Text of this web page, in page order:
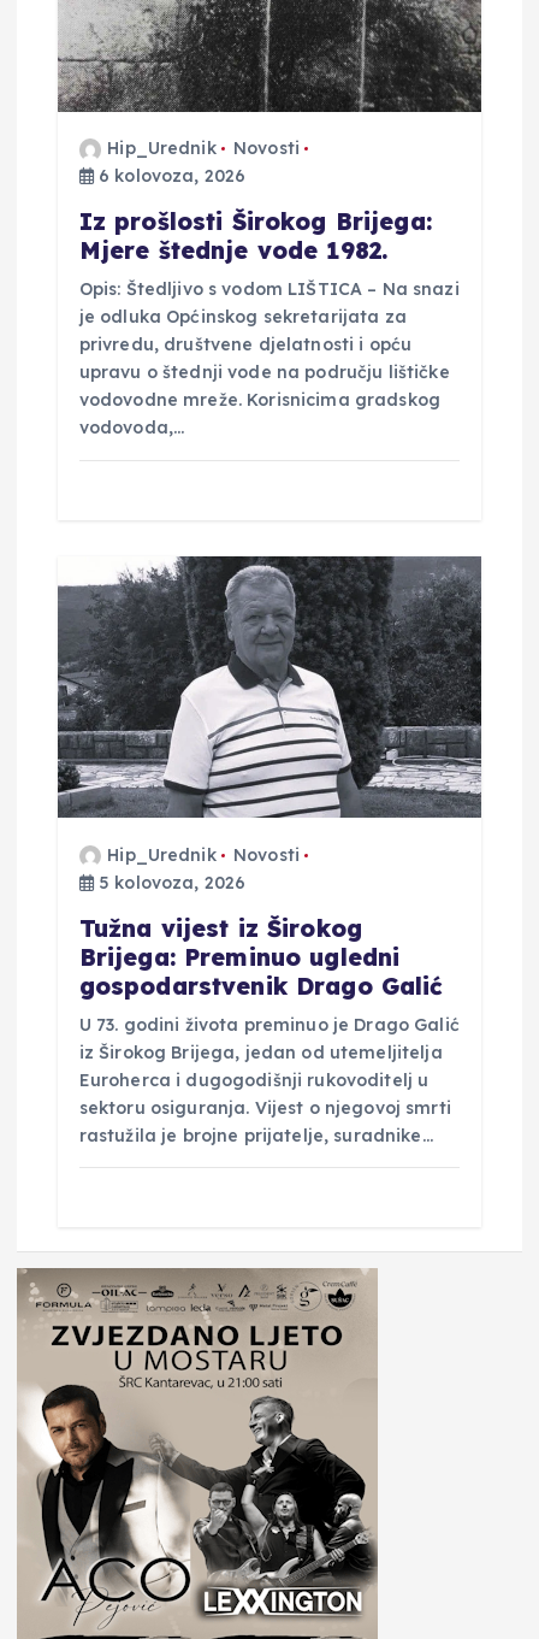
a
v
Hip_Urednik
Novosti
6 kolovoza, 2026
Iz prošlosti Širokog Brijega:
Mjere štednje vode 1982.
Opis: Štedljivo s vodom LIŠTICA – Na snazi
je odluka Općinskog sekretarijata za
privredu, društvene djelatnosti i opću
upravu o štednji vode na području lištičke
vodovodne mreže. Korisnicima gradskog
vodovoda,…
Hip_Urednik
Novosti
5 kolovoza, 2026
Tužna vijest iz Širokog
Brijega: Preminuo ugledni
gospodarstvenik Drago Galić
U 73. godini života preminuo je Drago Galić
iz Širokog Brijega, jedan od utemeljitelja
Euroherca i dugogodišnji rukovoditelj u
sektoru osiguranja. Vijest o njegovoj smrti
rastužila je brojne prijatelje, suradnike…